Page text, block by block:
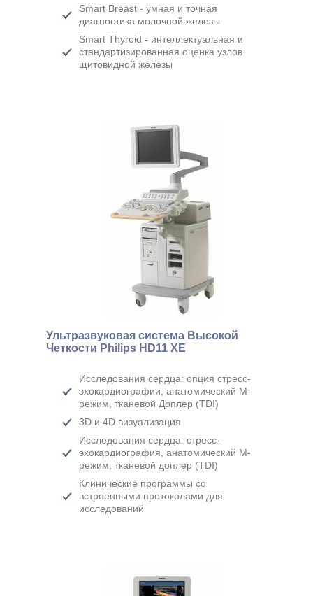
Smart Breast - умная и точная
диагностика молочной железы
Smart Thyroid - интеллектуальная и
стандартизированная оценка узлов
щитовидной железы
Ультразвуковая система Высокой
Четкости Philips HD11 XE
Исследования сердца: опция стресс-
эхокардиографии, анатомический М-
режим, тканевой Доплер (TDI)
3D и 4D визуализация
Исследования сердца: стресс-
эхокардиография, анатомический М-
режим, тканевой доплер (TDI)
Клинические программы со
встроенными протоколами для
исследований